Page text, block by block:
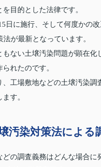
目的とした法律です。
日に施行、そして何度かの
が最新となっています。
ない土壌汚染問題が顕在
れたのです。
工場敷地などの土壌汚染調
す。
汚染対策法による
の調査義務はどんな場合